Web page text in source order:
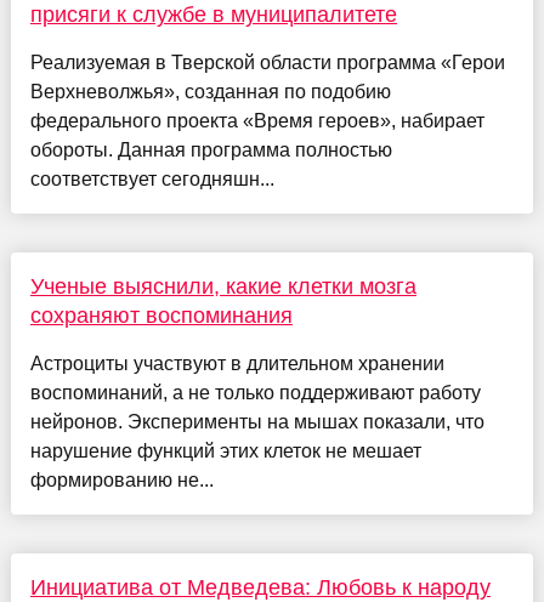
присяги к службе в муниципалитете
Реализуемая в Тверской области программа «Герои
Верхневолжья», созданная по подобию
федерального проекта «Время героев», набирает
обороты. Данная программа полностью
соответствует сегодняшн...
Ученые выяснили, какие клетки мозга
сохраняют воспоминания
Астроциты участвуют в длительном хранении
воспоминаний, а не только поддерживают работу
нейронов. Эксперименты на мышах показали, что
нарушение функций этих клеток не мешает
формированию не...
Инициатива от Медведева: Любовь к народу